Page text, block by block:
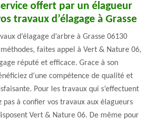
offert par un élagueur
travaux d’élagage à Grasse
d’élagage d’arbre à Grasse 06130
faites appel à Vert & Nature 06,
réputé et efficace. Grace à son
d’une compétence de qualité et
Pour les travaux qui s’effectuent
pas à confier vos travaux aux élagueurs
Vert & Nature 06. De même pour